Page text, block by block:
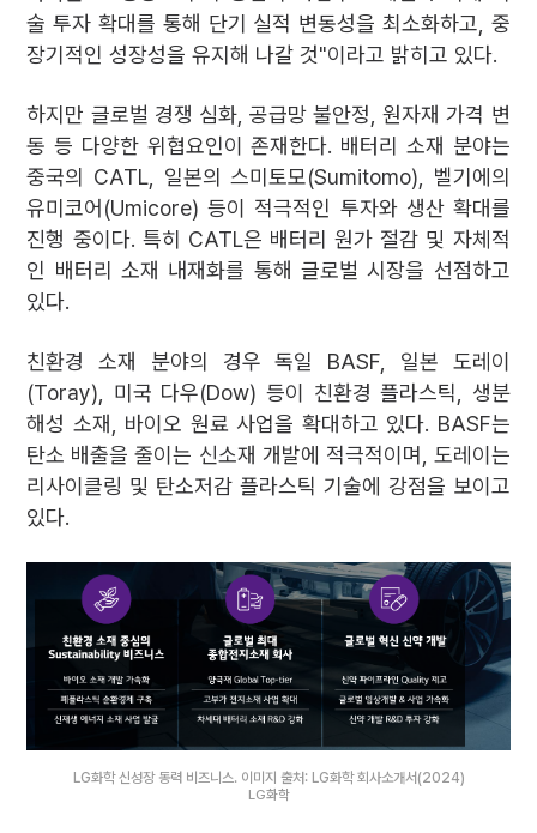
술 투자 확대를 통해 단기 실적 변동성을 최소화하고, 중
장기적인 성장성을 유지해 나갈 것"이라고 밝히고 있다.
하지만 글로벌 경쟁 심화, 공급망 불안정, 원자재 가격 변
동 등 다양한 위협요인이 존재한다. 배터리 소재 분야는
중국의 CATL, 일본의 스미토모(Sumitomo), 벨기에의
유미코어(Umicore) 등이 적극적인 투자와 생산 확대를
진행 중이다. 특히 CATL은 배터리 원가 절감 및 자체적
인 배터리 소재 내재화를 통해 글로벌 시장을 선점하고
있다.
친환경 소재 분야의 경우 독일 BASF, 일본 도레이
(Toray), 미국 다우(Dow) 등이 친환경 플라스틱, 생분
해성 소재, 바이오 원료 사업을 확대하고 있다. BASF는
탄소 배출을 줄이는 신소재 개발에 적극적이며, 도레이는
리사이클링 및 탄소저감 플라스틱 기술에 강점을 보이고
있다.
LG화학 신성장 동력 비즈니스. 이미지 출처: LG화학 회사소개서(2024)
LG화학